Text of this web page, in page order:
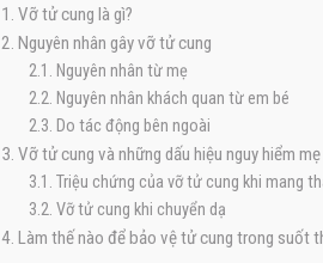
1. Vỡ tử cung là gì?
2. Nguyên nhân gây vỡ tử cung
2.1. Nguyên nhân từ mẹ
2.2. Nguyên nhân khách quan từ em bé
2.3. Do tác động bên ngoài
3. Vỡ tử cung và những dấu hiệu nguy hiểm
3.1. Triệu chứng của vỡ tử cung khi mang
3.2. Vỡ tử cung khi chuyển dạ
4. Làm thế nào để bảo vệ tử cung trong suốt